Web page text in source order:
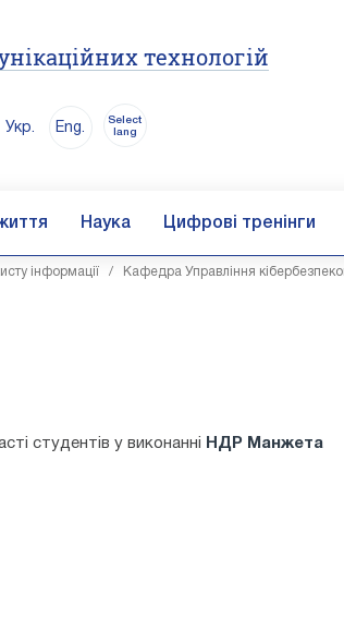
технологій
Укр. Eng.
Select
lang
Наука Цифрові тренінги
інформації / Кафедра Управління
студентів у виконанні НДР Манжета